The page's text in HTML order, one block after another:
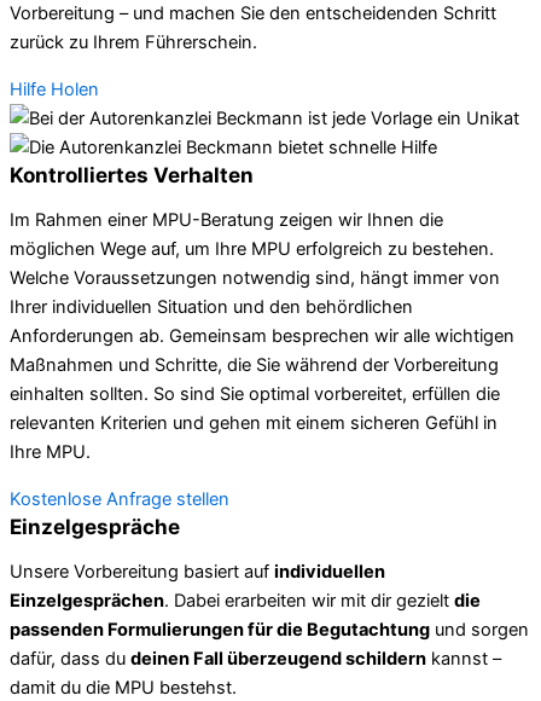
Vorbereitung – und machen Sie den entscheidenden Schritt
zurück zu Ihrem Führerschein.
Hilfe Holen
Kontrolliertes Verhalten
Im Rahmen einer MPU-Beratung zeigen wir Ihnen die
möglichen Wege auf, um Ihre MPU erfolgreich zu bestehen.
Welche Voraussetzungen notwendig sind, hängt immer von
Ihrer individuellen Situation und den behördlichen
Anforderungen ab. Gemeinsam besprechen wir alle wichtigen
Maßnahmen und Schritte, die Sie während der Vorbereitung
einhalten sollten. So sind Sie optimal vorbereitet, erfüllen die
relevanten Kriterien und gehen mit einem sicheren Gefühl in
Ihre MPU.
Kostenlose Anfrage stellen
Einzelgespräche
Unsere Vorbereitung basiert auf individuellen
Einzelgesprächen. Dabei erarbeiten wir mit dir gezielt die
passenden Formulierungen für die Begutachtung und sorgen
dafür, dass du deinen Fall überzeugend schildern kannst –
damit du die MPU bestehst.